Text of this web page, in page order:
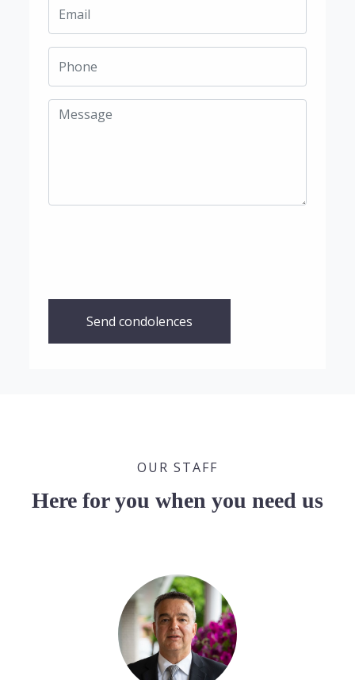
Send condolences
OUR STAFF
Here for you when you need us